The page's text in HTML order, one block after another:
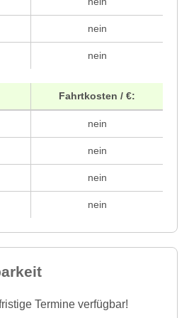
nein
nein
Fahrtkosten / €:
nein
nein
nein
nein
Termine verfügbar!